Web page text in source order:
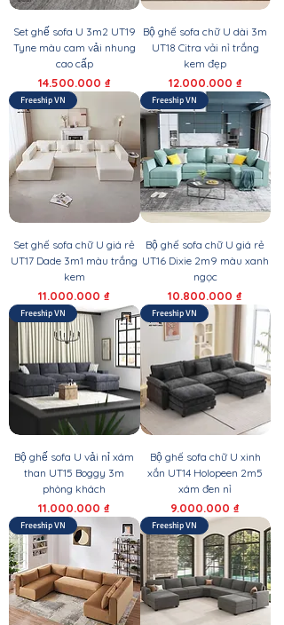
Set ghế sofa U 3m2 UT19
Tyne màu cam vải nhung
cao cấp
Giá
14.500.000 ₫
Bộ ghế sofa chữ U dài 3m
UT18 Citra vải nỉ trắng
kem đẹp
Giá
12.000.000 ₫
Freeship VN
Set ghế sofa chữ U giá rẻ
UT17 Dade 3m1 màu trắng
kem
Giá
11.000.000 ₫
Freeship VN
Bộ ghế sofa chữ U giá rẻ
UT16 Dixie 2m9 màu xanh
ngọc
Giá
10.800.000 ₫
Freeship VN
Bộ ghế sofa U vải nỉ xám
than UT15 Boggy 3m
phòng khách
Giá
11.000.000 ₫
Freeship VN
Bộ ghế sofa chữ U xinh
xắn UT14 Holopeen 2m5
xám đen nỉ
Giá
9.000.000 ₫
Freeship VN Freeship VN